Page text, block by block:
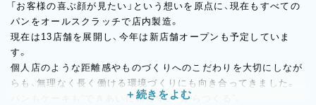
「お客様の喜ぶ顔が見たい」という想いを原点に、現在もすべての
パンをオールスクラッチで店内製造。
現在は13店舗を展開し、今年は新店舗オープンも予定していま
す。
個人店のような距離感やものづくりへのこだわりを大切にしなが
らも、無理なく長く働ける環境づくりにも向き合ってきました。
パンもケーキも“できあいに頼らず、一からつくる”。